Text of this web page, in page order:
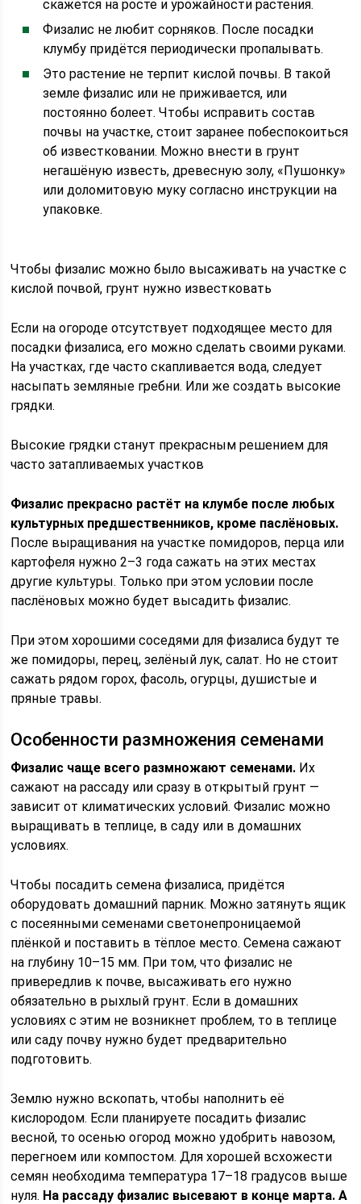
скажется на росте и урожайности растения.
Физалис не любит сорняков. После посадки
клумбу придётся периодически пропалывать.
Это растение не терпит кислой почвы. В такой
земле физалис или не приживается, или
постоянно болеет. Чтобы исправить состав
почвы на участке, стоит заранее побеспокоиться
об известковании. Можно внести в грунт
негашёную известь, древесную золу, «Пушонку»
или доломитовую муку согласно инструкции на
упаковке.
Чтобы физалис можно было высаживать на участке с
кислой почвой, грунт нужно известковать
Если на огороде отсутствует подходящее место для
посадки физалиса, его можно сделать своими руками.
На участках, где часто скапливается вода, следует
насыпать земляные гребни. Или же создать высокие
грядки.
Высокие грядки станут прекрасным решением для
часто затапливаемых участков
Физалис прекрасно растёт на клумбе после любых
культурных предшественников, кроме паслёновых.
После выращивания на участке помидоров, перца или
картофеля нужно 2–3 года сажать на этих местах
другие культуры. Только при этом условии после
паслёновых можно будет высадить физалис.
При этом хорошими соседями для физалиса будут те
же помидоры, перец, зелёный лук, салат. Но не стоит
сажать рядом горох, фасоль, огурцы, душистые и
пряные травы.
Особенности размножения семенами
Физалис чаще всего размножают семенами. Их
сажают на рассаду или сразу в открытый грунт —
зависит от климатических условий. Физалис можно
выращивать в теплице, в саду или в домашних
условиях.
Чтобы посадить семена физалиса, придётся
оборудовать домашний парник. Можно затянуть ящик
с посеянными семенами светонепроницаемой
плёнкой и поставить в тёплое место. Семена сажают
на глубину 10–15 мм. При том, что физалис не
привередлив к почве, высаживать его нужно
обязательно в рыхлый грунт. Если в домашних
условиях с этим не возникнет проблем, то в теплице
или саду почву нужно будет предварительно
подготовить.
Землю нужно вскопать, чтобы наполнить её
кислородом. Если планируете посадить физалис
весной, то осенью огород можно удобрить навозом,
перегноем или компостом. Для хорошей всхожести
семян необходима температура 17–18 градусов выше
нуля. На рассаду физалис высевают в конце марта. А